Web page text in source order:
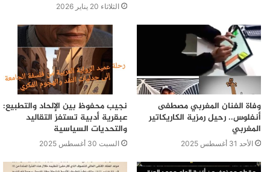
الثلاثاء 20 يناير 2026
وفاة الفنان المغربي مصطفى
أنفلوس.. رحيل رمزية الكاريكاتير
المغربي
الأحد 31 أغسطس 2025
نجيب محفوظ بين الإلحاد والتطبيع:
عبقرية أدبية تستفز التقاليد
والتحديات السياسية
السبت 30 أغسطس 2025